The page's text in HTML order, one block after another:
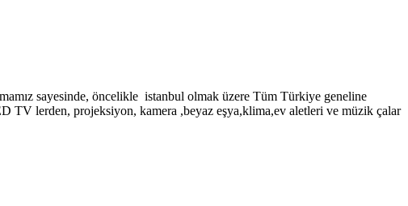
öncelikle istanbul olmak üzere Tüm Türkiye geneline
TV lerden, projeksiyon, kamera ,beyaz eşya,klima,ev aletleri ve müzik çalar